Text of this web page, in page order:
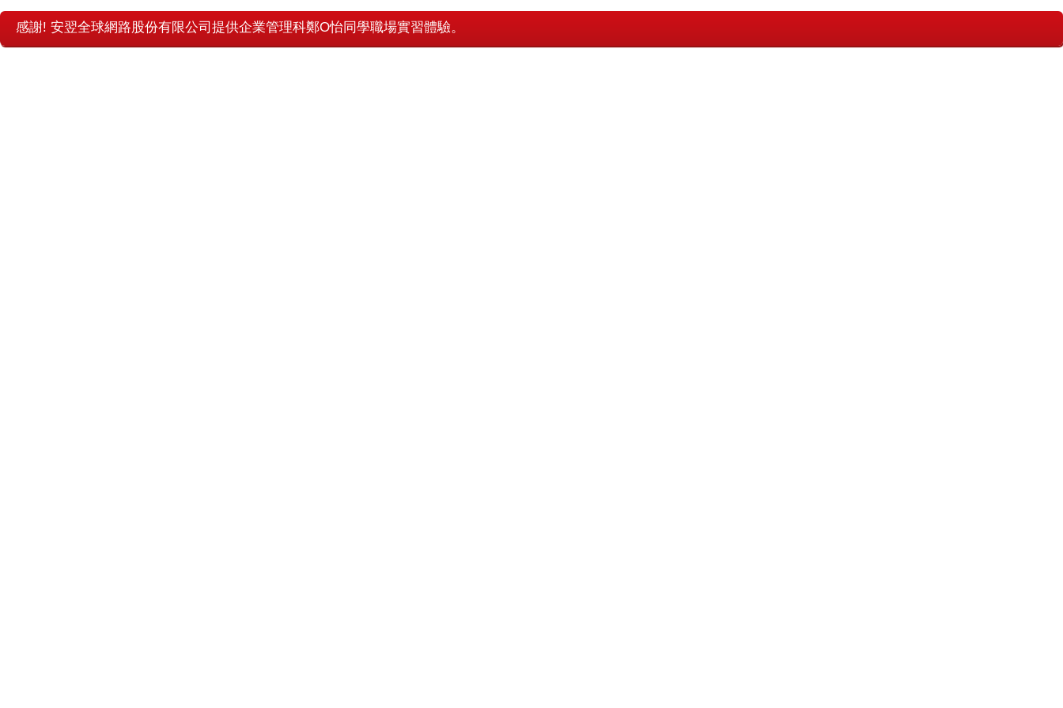
感謝! 安翌全球網路股份有限公司提供企業管理科鄭O怡同學職場實習體驗。